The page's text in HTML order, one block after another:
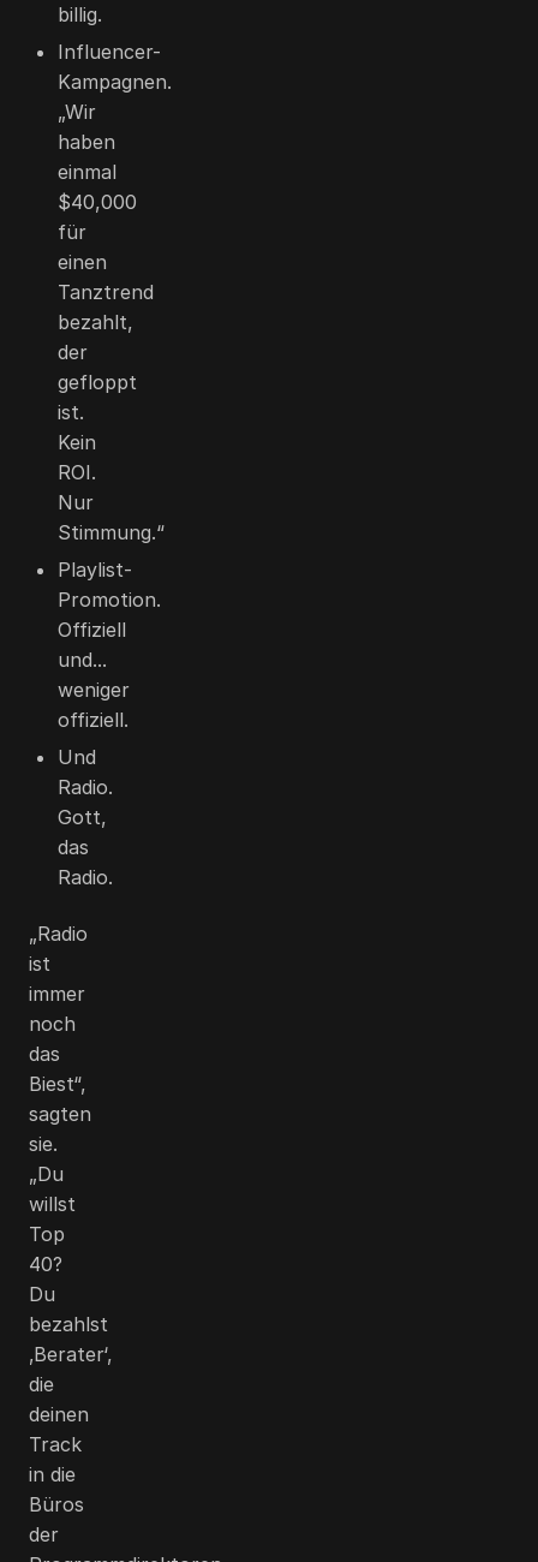
billig.
Influencer-
Kampagnen.
„Wir
haben
einmal
$40,000
für
einen
Tanztrend
bezahlt,
der
gefloppt
ist.
Kein
ROI.
Nur
Stimmung.“
Playlist-
Promotion.
Offiziell
und...
weniger
offiziell.
Und
Radio.
Gott,
das
Radio.
„Radio
ist
immer
noch
das
Biest“,
sagten
sie.
„Du
willst
Top
40?
Du
bezahlst
‚Berater‘,
die
deinen
Track
in die
Büros
der